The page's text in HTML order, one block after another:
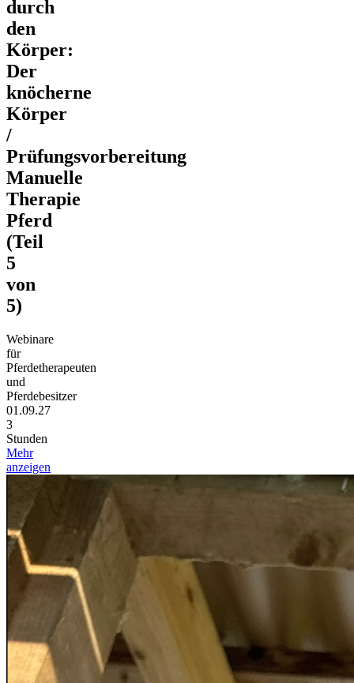
durch
den
Körper:
Der
knöcherne
Körper
/
Prüfungsvorbereitung
Manuelle
Therapie
Pferd
(Teil
5
von
5)
Webinare
für
Pferdetherapeuten
und
Pferdebesitzer
01.09.27
3
Stunden
Mehr
anzeigen